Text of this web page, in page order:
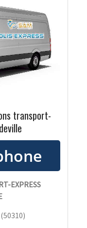
transport-
EXPRESS
(50310)